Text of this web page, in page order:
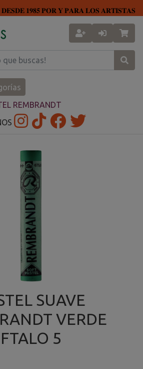
𝐃𝐄𝐒𝐃𝐄 𝟏𝟗𝟖𝟓 𝐏𝐎𝐑 𝐘 𝐏𝐀𝐑𝐀 𝐋𝐎𝐒 𝐀𝐑𝐓𝐈𝐒𝐓𝐀𝐒
REMBRANDT
SUAVE
VERDE
FTALO 5